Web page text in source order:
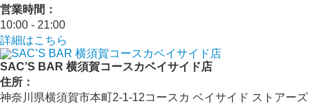
営業時間：
10:00 - 21:00
詳細はこちら
SAC’S BAR 横須賀コースカベイサイド店
住所：
神奈川県横須賀市本町2-1-12コースカ ベイサイド ストアーズ